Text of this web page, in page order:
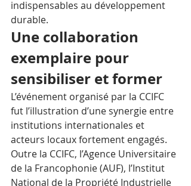
indispensables au développement
durable.
Une collaboration
exemplaire pour
sensibiliser et former
L’événement organisé par la CCIFC
fut l’illustration d’une synergie entre
institutions internationales et
acteurs locaux fortement engagés.
Outre la CCIFC, l’Agence Universitaire
de la Francophonie (AUF), l’Institut
National de la Propriété Industrielle